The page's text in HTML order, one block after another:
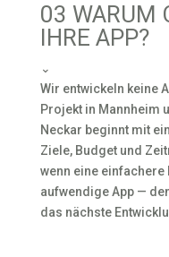
03 WARUM
IHRE APP?
⌄
Wir entwickeln keine
Projekt in Mannheim
Neckar beginnt mit
Ziele, Budget und
wenn eine
aufwendige App —
das nächste